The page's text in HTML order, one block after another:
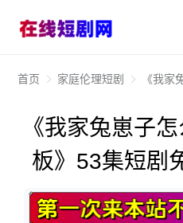
首页 家庭伦理短剧 《我家兔崽
《我家兔崽子
板》53集短剧